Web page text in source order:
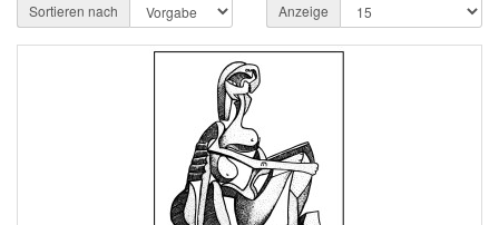
Sortieren nach Anzeige